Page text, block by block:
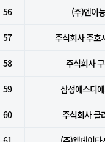
56 (주)엔이
57 주식회사 주호
58 주식회사
59 삼성에스디
60 주식회사 클